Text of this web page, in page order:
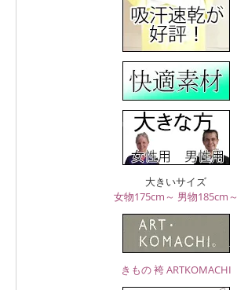
大きいサイズ
女物175cm～ 男物185cm～
きもの 袴 ARTKOMACHI